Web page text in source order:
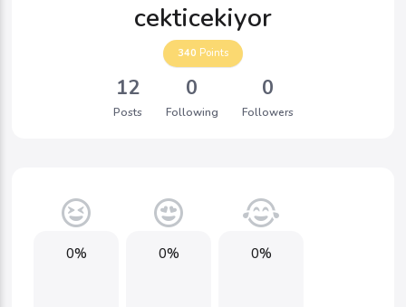
cekticekiyor
340 Points
12
Posts
0
Following
0
Followers
0% 0% 0%